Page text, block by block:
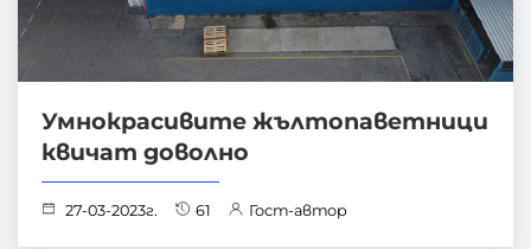
Умнокрасивите жълтопаветници
квичат доволно
27-03-2023г. 61 Гост-автор